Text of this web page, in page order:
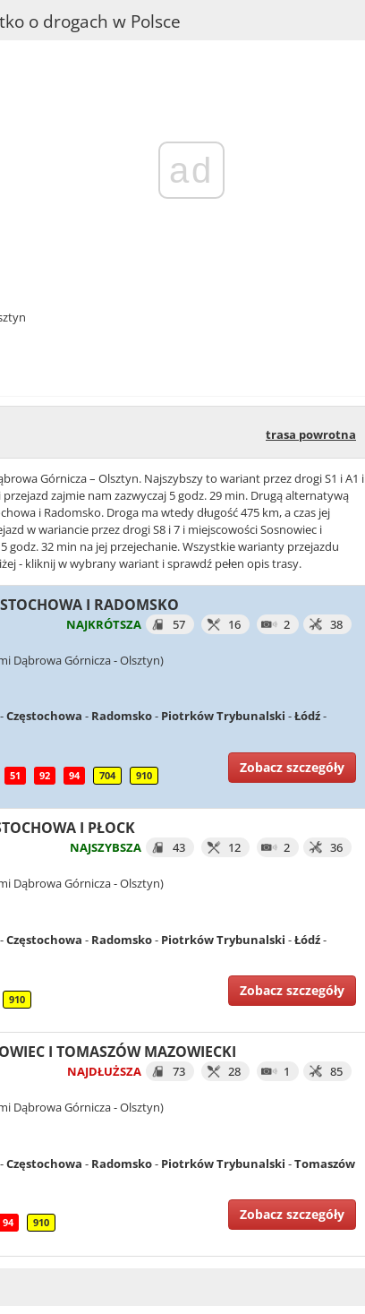
o drogach w Polsce
ad
trasa powrotna
Górnicza – Olsztyn. Najszybszy to wariant przez drogi S1 i A1 i
zajmie nam zazwyczaj 5 godz. 29 min. Drugą alternatywą
i Radomsko. Droga ma wtedy długość 475 km, a czas jej
w wariancie przez drogi S8 i 7 i miejscowości Sosnowiec i
godz. 32 min na jej przejechanie. Wszystkie warianty przejazdu
- kliknij w wybrany wariant i sprawdź pełen opis trasy.
I RADOMSKO
NAJKRÓTSZA 57 16 2 38
Dąbrowa Górnicza - Olsztyn)
-Częstochowa - Radomsko- Piotrków Trybunalski -Łódź-
51 92 94 704 910
Zobacz szczegóły
I PŁOCK
NAJSZYBSZA 43 12 2 36
Dąbrowa Górnicza - Olsztyn)
-Częstochowa - Radomsko- Piotrków Trybunalski -Łódź-
910
Zobacz szczegóły
I TOMASZÓW MAZOWIECKI
NAJDŁUŻSZA 73 28 1 85
Dąbrowa Górnicza - Olsztyn)
-Częstochowa - Radomsko- Piotrków Trybunalski -Tomaszów
94 910
Zobacz szczegóły